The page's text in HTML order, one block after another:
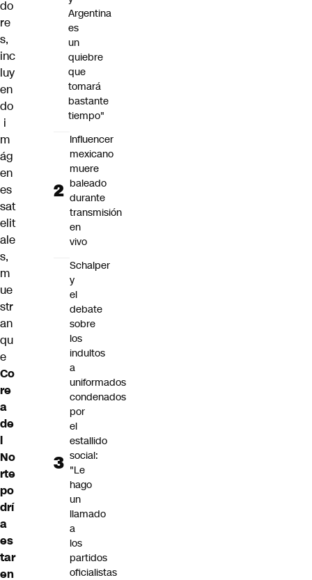
do
re
s,
inc
luy
en
do
i
m
ág
en
es
sat
elit
ale
s,
m
ue
str
an
qu
e
Co
re
a
de
l
No
rte
po
drí
a
es
tar
en
Argentina
es
un
quiebre
que
tomará
bastante
tiempo"
Influencer
mexicano
muere
baleado
durante
transmisión
en
vivo
Schalper
y
el
debate
sobre
los
indultos
a
uniformados
condenados
por
el
estallido
social:
"Le
hago
un
llamado
a
los
partidos
oficialistas